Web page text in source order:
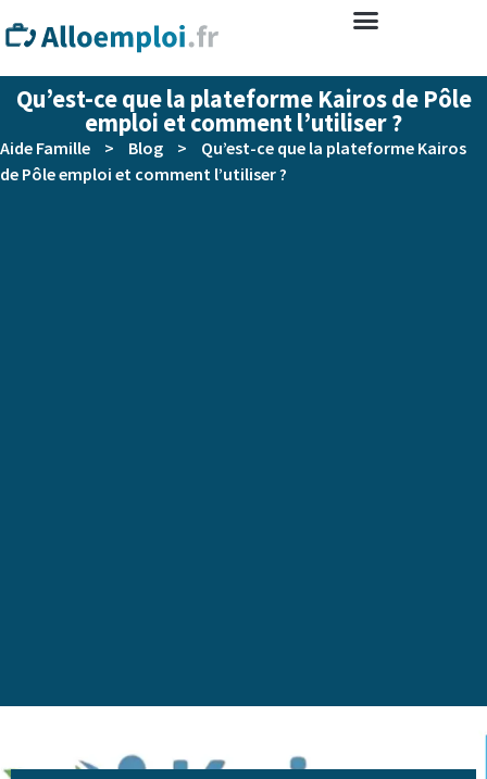
Qu’est-ce que la plateforme Kairos de Pôle
emploi et comment l’utiliser ?
Aide Famille > Blog >
Qu’est-ce que la plateforme Kairos
de Pôle emploi et comment l’utiliser ?